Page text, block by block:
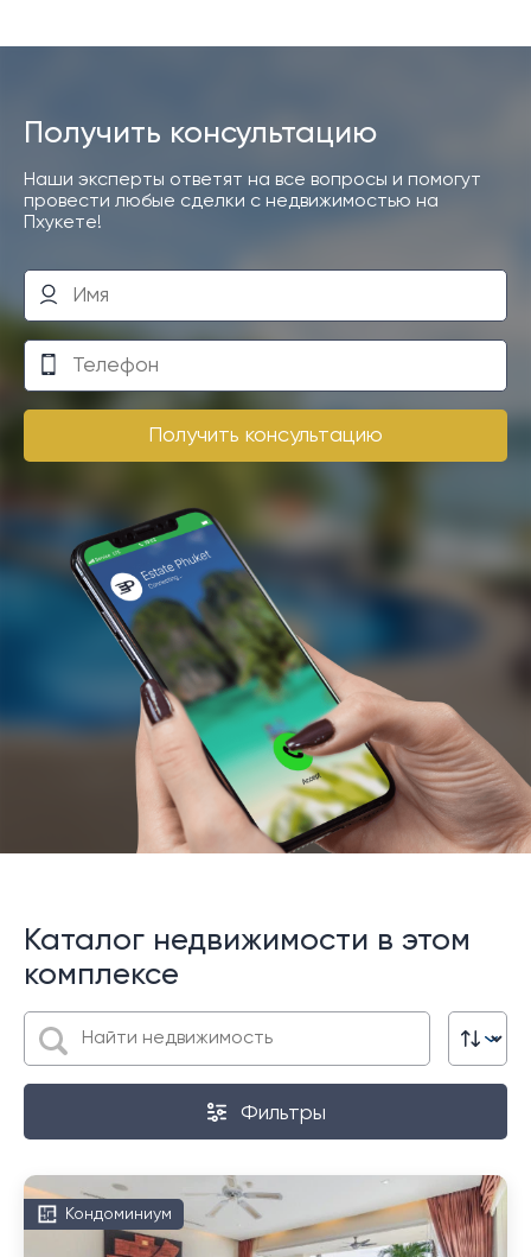
Получить консультацию
Наши эксперты ответят на все вопросы и помогут
провести любые сделки с недвижимостью на
Пхукете!
Получить консультацию
Каталог недвижимости в этом
комплексе
Фильтры
Кондоминиум